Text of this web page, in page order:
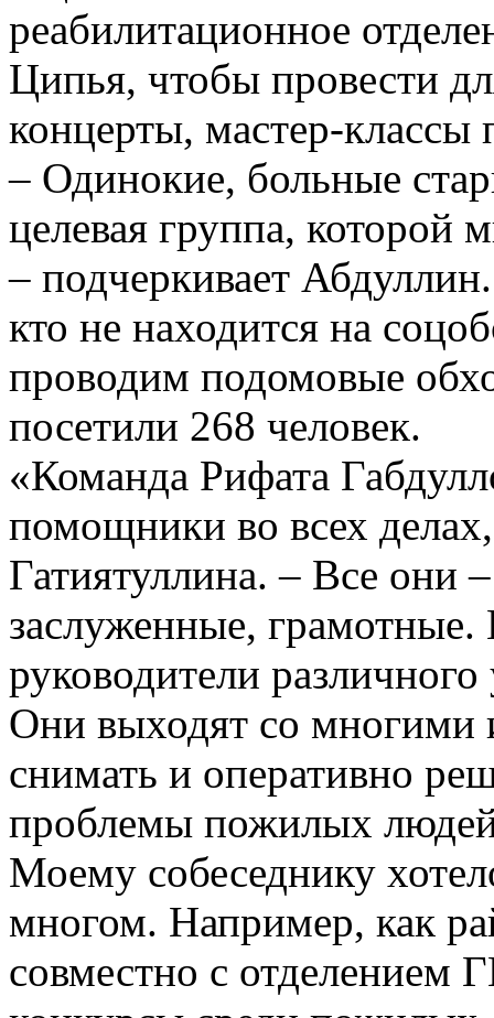
реабилитационное
Ципья, чтобы провести
концерты, мастер-
– Одинокие, больные
целевая группа, которой
– подчеркивает
кто не находится на
проводим подомовые
посетили 268 человек.
«Команда Рифата
помощники во всех
Гатиятуллина. – Все они
заслуженные,
руководители
Они выходят со многими
снимать и оперативно
проблемы пожилых
Моему собеседнику
многом. Например, как
совместно с